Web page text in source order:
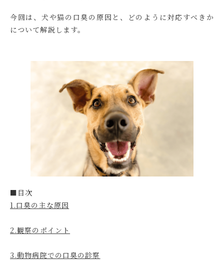
今回は、犬や猫の口臭の原因と、どのように対応すべきか
について解説します。
■目次
1.口臭の主な原因
2.観察のポイント
3.動物病院での口臭の診察